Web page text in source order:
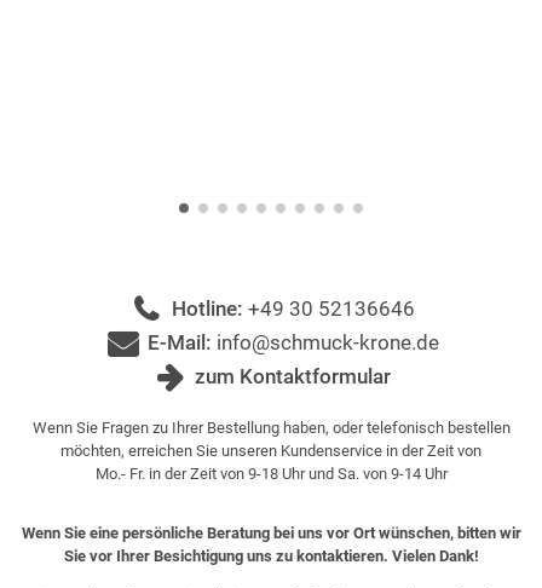
Hotline: +49 30 52136646
E-Mail: info@schmuck-krone.de
zum Kontaktformular
Wenn Sie Fragen zu Ihrer Bestellung haben, oder telefonisch bestellen
möchten, erreichen Sie unseren Kundenservice in der Zeit von
Mo.- Fr. in der Zeit von 9-18 Uhr und Sa. von 9-14 Uhr
Wenn Sie eine persönliche Beratung bei uns vor Ort wünschen, bitten wir
Sie vor Ihrer Besichtigung uns zu kontaktieren. Vielen Dank!